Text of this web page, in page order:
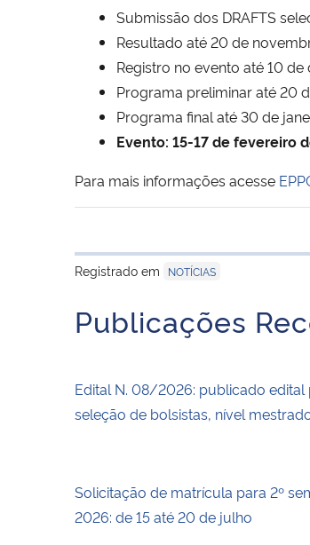
Submissão dos DRAFTS
Resultado até 20 de
Registro no evento até 10
Programa preliminar até 20
Programa final até 30 de
Evento: 15-17 de fevereiro
Para mais informações acesse
Registrado em
NOTÍCIAS
Publicações
Edital N. 08/2026: publicado edital
seleção de bolsistas, nível
Solicitação de matrícula para 2º
2026: de 15 até 20 de julho